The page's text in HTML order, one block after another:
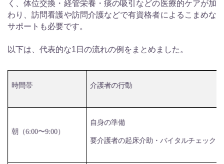
く、体位交換・経管栄養・痰の吸引などの医療的ケアが加
わり、訪問看護や訪問介護などで有資格者によるこまめな
サポートも必要です。
以下は、代表的な1日の流れの例をまとめました。
時間帯 介護者の行動
朝（6:00〜9:00）
自身の準備
要介護者の起床介助・バイタルチェック